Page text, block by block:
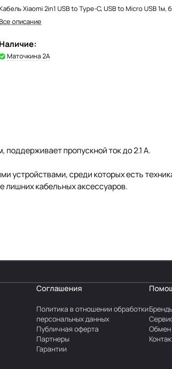
Xiaomi 2in1 USB to Type-C, USB to Micro USB 1м,
описание
Наличие:
Маточкина 2А
поддерживает пропускной ток до 2.1 А.
устройствами, среди которых есть
лишних кабельных аксессуаров.
Соглашения
Политика в отношении обработки
персональных данных
Публичная оферта
Партнеры
Гарантии
Обмен